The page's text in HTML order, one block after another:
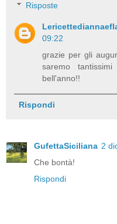
Risposte
09:22
grazie per gli
saremo
bell'anno!!
Rispondi
GufettaSiciliana 2
Che bontà!
Rispondi